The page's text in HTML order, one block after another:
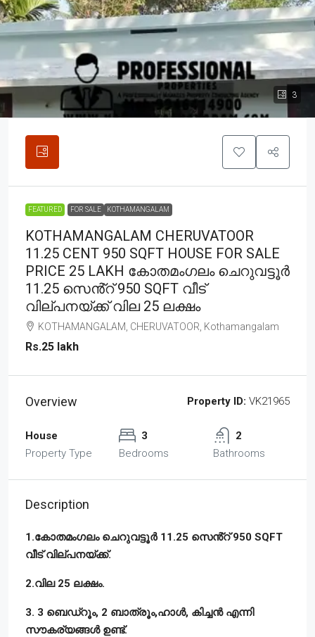
3
FEATURED FOR SALE KOTHAMANGALAM
KOTHAMANGALAM CHERUVATOOR
11.25 CENT 950 SQFT HOUSE FOR SALE
PRICE 25 LAKH കോതമംഗലം ചെറുവട്ടൂർ
11.25 സെൻ്റ് 950 SQFT വീട്
വില്പനയ്ക്ക് വില 25 ലക്ഷം
KOTHAMANGALAM, CHERUVATOOR, Kothamangalam
Rs.25 lakh
Overview Property ID: VK21965
House
Property Type
3
Bedrooms
2
Bathrooms
Description
1.കോതമംഗലം ചെറുവട്ടൂർ 11.25 സെൻ്റ് 950 SQFT
വീട് വില്പനയ്ക്ക്.
2.വില 25 ലക്ഷം.
3. 3 ബെഡ്‌റൂം, 2 ബാത്രൂം,ഹാൾ, കിച്ചൻ എന്നി
സൗകര്യങ്ങൾ ഉണ്ട്.